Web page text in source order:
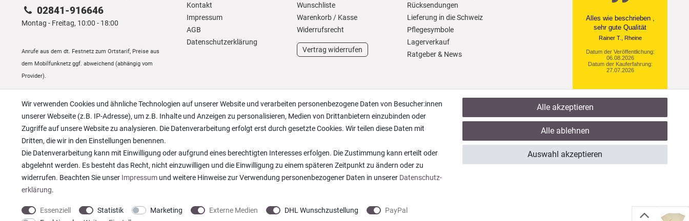
02841-916646
Montag - Freitag, 10:00 - 18:00
Anrufe aus dem dt. Festnetz zum Ortstarif, Preise aus
dem Mobilfunknetz ggf. abweichend (abhängig vom
Provider).
Kontakt
Impressum
AGB
Daten­schutz­erklärung
Wunschliste
Warenkorb / Kasse
Widerrufs­recht
Vertrag widerrufen
Rücksendungen
Lieferung in die Schweiz
Pflegesymbole
Lagerverkauf
Ratgeber & News
Ein einfach toller Service
- prompte Lieferung und
sogar mit Pflegehinweis!
Datum der Veröffentlichung:
05.08.2026
Datum der Kauferfahrung:
29.07.2026
922 Bewertungen
Wir verwenden Cookies und ähnliche Technologien auf unserer Website und verarbeiten personenbezogene Daten von Besucher:innen
unserer Webseite (z.B. IP-Adresse), um z.B. Inhalte und Anzeigen zu personalisieren, Medien von Drittanbietern einzubinden oder
Zugriffe auf unsere Website zu analysieren. Die Datenverarbeitung erfolgt erst durch gesetzte Cookies. Wir teilen diese Daten mit
Dritten, die wir in den Einstellungen benennen.
Die Datenverarbeitung kann mit Einwilligung oder aufgrund eines berechtigten Interesses erfolgen. Die Zustimmung kann erteilt oder
abgelehnt werden. Es besteht das Recht, nicht einzuwilligen und die Einwilligung zu einem späteren Zeitpunkt zu ändern oder zu
widerrufen. Beachten Sie unser Impressum und weitere Hinweise zur Verwendung personenbezogener Daten in unserer Daten­schutz­
erklärung.
Essenziell Statistik Marketing Externe Medien DHL Wunschzustellung
PayPal
Alle akzeptieren
Alle ablehnen
Auswahl akzeptieren
* Alle Preise verstehen sich inkl. gesetzl. MwSt. zzgl. Versandkosten © copyright 2013-2026 Wohntextilien4You GmbH / Alle Rechte vorbehalten / Realisation Zuletzt